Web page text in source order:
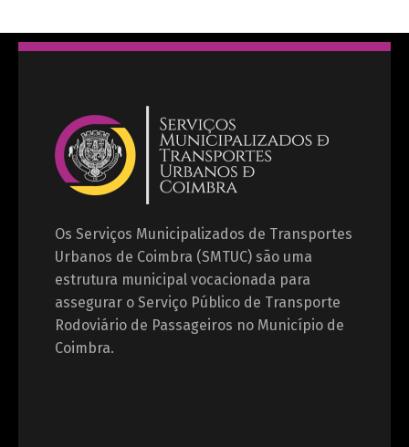
Os Serviços Municipalizados de Transportes
Urbanos de Coimbra (SMTUC) são uma
estrutura municipal vocacionada para
assegurar o Serviço Público de Transporte
Rodoviário de Passageiros no Município de
Coimbra.